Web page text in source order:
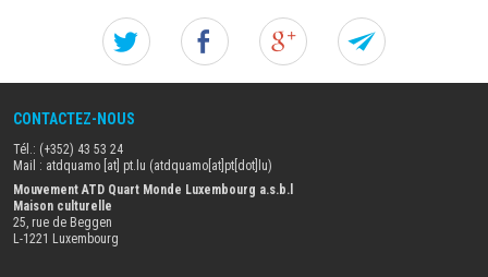
TwitterFacebookGoogle+
this
CONTACTEZ-NOUS
Tél.: (+352) 43 53 24
Mail : atdquamo [at] pt. lu (atdquamo[at]pt[dot]lu)
Mouvement ATD Quart Monde Luxembourg a.s.b.l
Maison culturelle
25, rue de Beggen
L-1221 Luxembourg